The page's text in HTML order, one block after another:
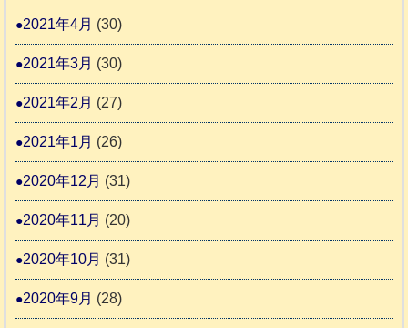
2021年4月 (30)
2021年3月 (30)
2021年2月 (27)
2021年1月 (26)
2020年12月 (31)
2020年11月 (20)
2020年10月 (31)
2020年9月 (28)